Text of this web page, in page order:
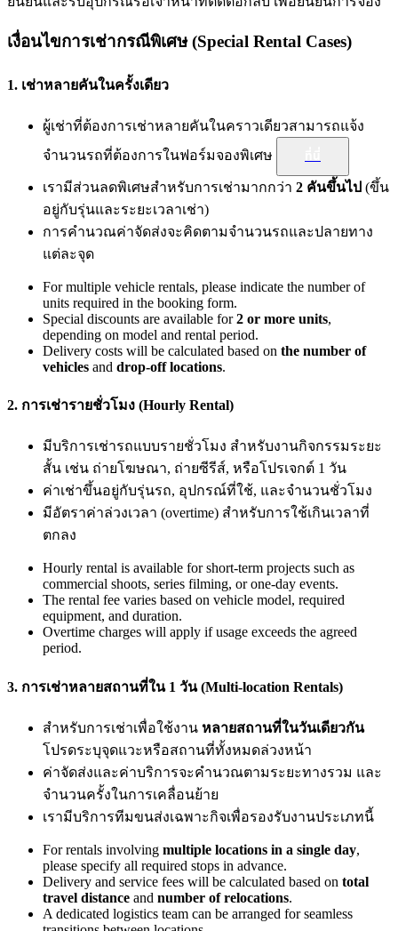
เงื่อนไขการเช่ากรณีพิเศษ (Special Rental Cases)
1. เช่าหลายคันในครั้งเดียว
ผู้เช่าที่ต้องการเช่าหลายคันในคราวเดียวสามารถแจ้ง
จำนวนรถที่ต้องการในฟอร์มจองพิเศษ
เรามีส่วนลดพิเศษสำหรับการเช่ามากกว่า 2 คันขึ้นไป (ขึ้น
อยู่กับรุ่นและระยะเวลาเช่า)
การคำนวณค่าจัดส่งจะคิดตามจำนวนรถและปลายทาง
แต่ละจุด
For multiple vehicle rentals, please indicate the number of
units required in the booking form.
Special discounts are available for2 or more units,
depending on model and rental period.
Delivery costs will be calculated based on the number of
vehicles and drop-off locations.
2. การเช่ารายชั่วโมง (Hourly Rental)
มีบริการเช่ารถแบบรายชั่วโมง สำหรับงานกิจกรรมระยะ
สั้น เช่น ถ่ายโฆษณา, ถ่ายซีรีส์, หรือโปรเจกต์ 1 วัน
ค่าเช่าขึ้นอยู่กับรุ่นรถ, อุปกรณ์ที่ใช้, และจำนวนชั่วโมง
มีอัตราค่าล่วงเวลา (overtime) สำหรับการใช้เกินเวลาที่
ตกลง
Hourly rental is available for short-term projects such as
commercial shoots, series filming, or one-day events.
The rental fee varies based on vehicle model, required
equipment, and duration.
Overtime charges will apply if usage exceeds the agreed
period.
3. การเช่าหลายสถานที่ใน 1 วัน (Multi-location Rentals)
สำหรับการเช่าเพื่อใช้งาน หลายสถานที่ในวันเดียวกัน
โปรดระบุจุดแวะหรือสถานที่ทั้งหมดล่วงหน้า
ค่าจัดส่งและค่าบริการจะคำนวณตามระยะทางรวม และ
จำนวนครั้งในการเคลื่อนย้าย
เรามีบริการทีมขนส่งเฉพาะกิจเพื่อรองรับงานประเภทนี้
For rentals involving multiple locations in a single day,
please specify all required stops in advance.
Delivery and service fees will be calculated based on total
travel distance and number of relocations.
A dedicated logistics team can be arranged for seamless